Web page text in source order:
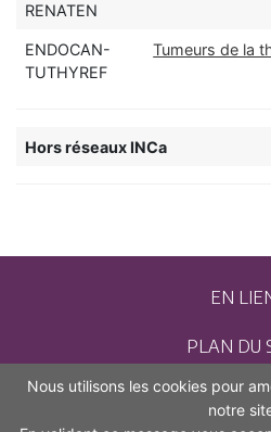
RENATEN
ENDOCAN-
TUTHYREF
Tumeurs de la
Hors réseaux INCa
EN
PLAN DU
Nous utilisons les cookies pour
notre